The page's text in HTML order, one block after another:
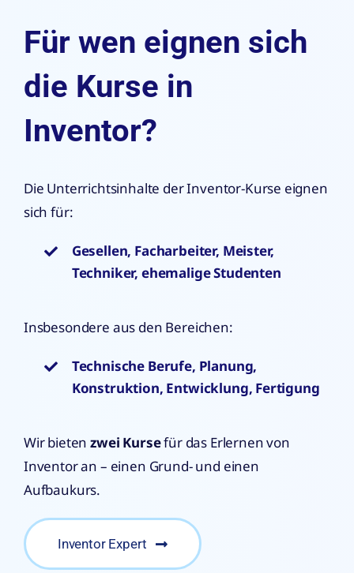
Für wen eignen sich
die Kurse in
Inventor?
Die Unterrichtsinhalte der Inventor-Kurse eignen
sich für:
Gesellen, Facharbeiter, Meister,
Techniker, ehemalige Studenten
Insbesondere aus den Bereichen:
Technische Berufe, Planung,
Konstruktion, Entwicklung, Fertigung
Wir bietenzwei Kursefür das Erlernen von
Inventor an – einen Grund- und einen
Aufbaukurs.
Inventor Expert